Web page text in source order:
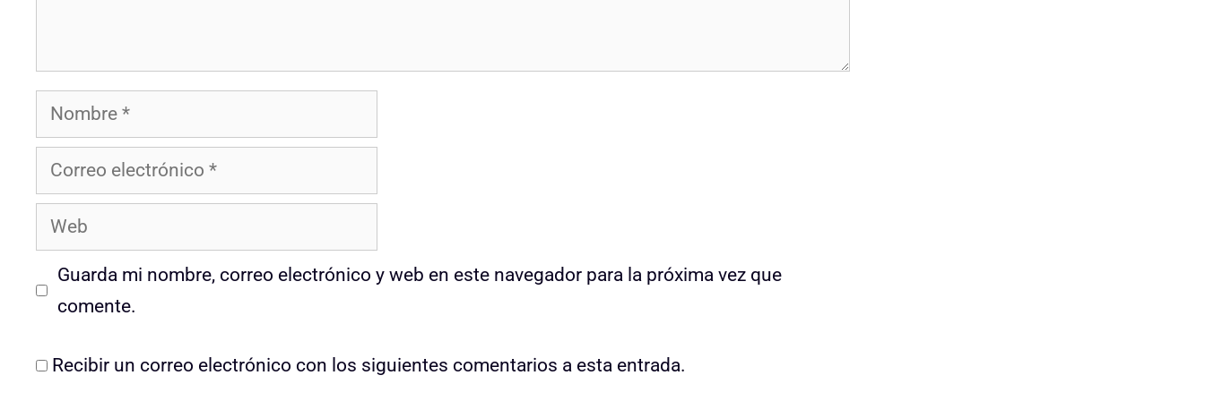
Nombre
Correo
electrónico
Web
Guarda mi nombre, correo electrónico y web en este navegador para la próxima vez que
comente.
Recibir un correo electrónico con los siguientes comentarios a esta entrada.